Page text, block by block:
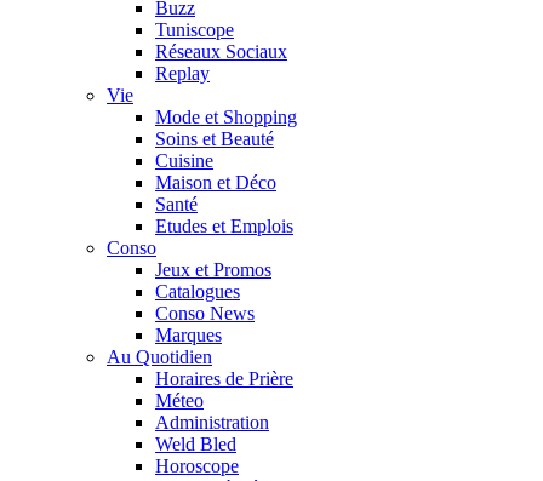
Buzz
Tuniscope
Réseaux Sociaux
Replay
Vie
Mode et Shopping
Soins et Beauté
Cuisine
Maison et Déco
Santé
Etudes et Emplois
Conso
Jeux et Promos
Catalogues
Conso News
Marques
Au Quotidien
Horaires de Prière
Méteo
Administration
Weld Bled
Horoscope